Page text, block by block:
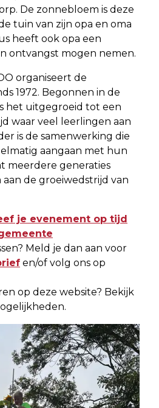
De zonnebloem is deze
tuin van zijn opa en oma
heeft ook opa een
ontvangst mogen nemen.
organiseert de
1972. Begonnen in de
het uitgegroeid tot een
waar veel leerlingen aan
is de samenwerking die
aangaan met hun
meerdere generaties
de groeiwedstrijd van
je evenement op tijd
Meld je dan aan voor
en/of volg ons op
op deze website? Bekijk